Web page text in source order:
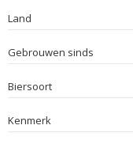
Land
Gebrouwen sinds
Biersoort
Kenmerk